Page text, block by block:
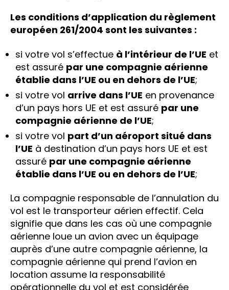
Les conditions d’application du règlement
européen 261/2004 sont les suivantes :
si votre vol s’effectue à l’intérieur de l’UE et
est assuré par une compagnie aérienne
établie dans l’UE ou en dehors de l’UE;
si votre vol arrive dans l’UE en provenance
d’un pays hors UE et est assuré par une
compagnie aérienne de l’UE;
si votre vol part d’un aéroport situé dans
l’UE à destination d’un pays hors UE et est
assuré par une compagnie aérienne
établie dans l’UE ou en dehors de l’UE;
La compagnie responsable de l’annulation du
vol est le transporteur aérien effectif. Cela
signifie que dans les cas où une compagnie
aérienne loue un avion avec un équipage
auprès d’une autre compagnie aérienne, la
compagnie aérienne qui prend l’avion en
location assume la responsabilité
opérationnelle du vol et est considérée